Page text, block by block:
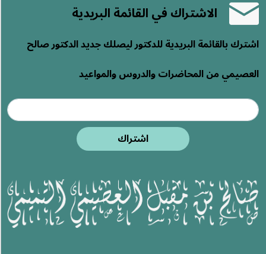
الاشتراك في القائمة البريدية
اشترك بالقائمة البريدية للدكتور ليصلك جديد الدكتور صالح
العصيمي من المحاضرات والدروس والمواعيد
اشتراك